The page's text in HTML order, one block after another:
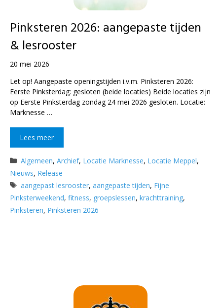
Pinksteren 2026: aangepaste tijden
& lesrooster
20 mei 2026
Let op! Aangepaste openingstijden i.v.m. Pinksteren 2026:
Eerste Pinksterdag: gesloten (beide locaties) Beide locaties zijn
op Eerste Pinksterdag zondag 24 mei 2026 gesloten. Locatie:
Marknesse …
Lees meer
Categorieën
Algemeen,Archief, Locatie Marknesse, Locatie Meppel,
Nieuws, Release
Tags
aangepast lesrooster,aangepaste tijden, Fijne
Pinksterweekend, fitness, groepslessen, krachttraining,
Pinksteren, Pinksteren 2026